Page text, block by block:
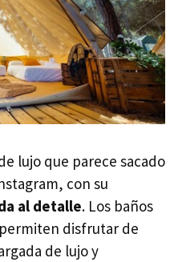
lujo que parece sacado
con su
al detalle. Los baños
disfrutar de
de lujo y